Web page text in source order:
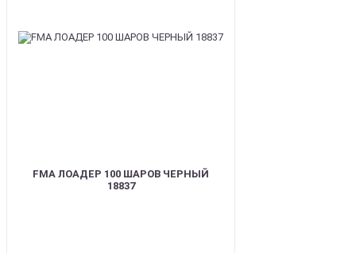
FMA ЛОАДЕР 100 ШАРОВ ЧЕРНЫЙ
18837